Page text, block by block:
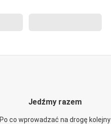
Jedźmy razem
Po co wprowadzać na drogę kolejny